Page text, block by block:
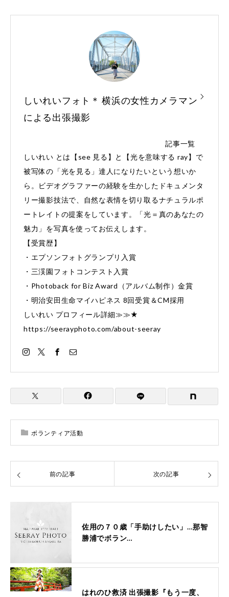
しいれいフォト＊ 横浜の女性カメラマン
による出張撮影
記事一覧
しいれい とは【see 見る】と【光を意味する ray】で
被写体の「光を見る」達人になりたいという想いか
ら。ビデオグラファーの経験を生かしたドキュメンタ
リー撮影技法で、自然な表情を切り取るナチュラルポ
ートレイトの提案をしています。「光＝真のあなたの
魅力」を写真を使ってお伝えします。
【受賞歴】
・エプソンフォトグランプリ入賞
・三渓園フォトコンテスト入賞
・Photoback for Biz Award（アルバム制作）金賞
・明治安田生命マイハピネス 8回受賞＆CM採用
しいれい プロフィール詳細≫≫★
https://seerayphoto.com/about-seeray
ボランティア活動
前の記事 次の記事
佐用の７０歳「手助けしたい」…那智
勝浦でボラン…
はれのひ救済 出張撮影『もう一度、